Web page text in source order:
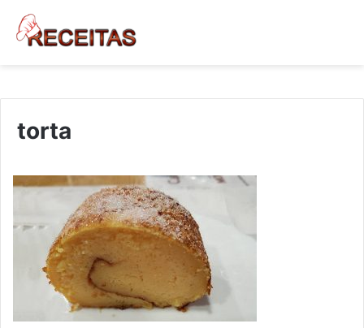
torta